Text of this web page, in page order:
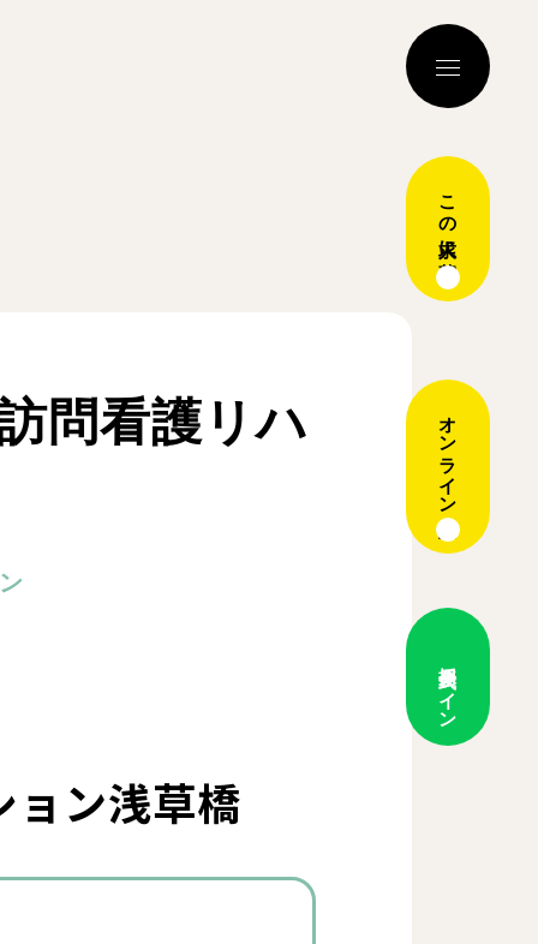
この求人に応募
オンライン説明会
公式ライン
問看護リハ
ョン浅草橋